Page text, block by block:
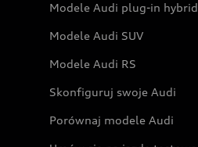
Modele Audi plug-in hybrid
Modele Audi SUV
Modele Audi RS
Skonfiguruj swoje Audi
Porównaj modele Audi